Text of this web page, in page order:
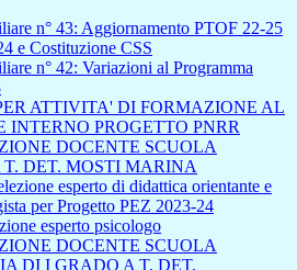
n° 43: Aggiornamento PTOF 22-25
e Costituzione CSS
n° 42: Variazioni al Programma
ATTIVITA' DI FORMAZIONE AL
INTERNO PROGETTO PNRR
DOCENTE SCUOLA
DET. MOSTI MARINA
esperto di didattica orientante e
per Progetto PEZ 2023-24
esperto psicologo
DOCENTE SCUOLA
DI I GRADO A T. DET.